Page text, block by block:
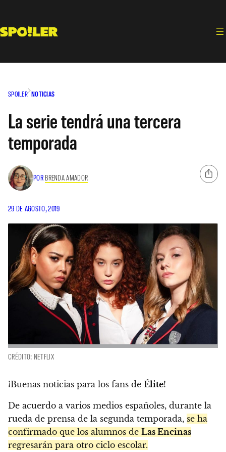
contenido
SPOILER NOTICIAS
La serie tendrá una tercera
temporada
POR BRENDA AMADOR
29 DE AGOSTO, 2019
CRÉDITO: NETFLIX
¡Buenas noticias para los fans de Élite!
De acuerdo a varios medios españoles, durante la
rueda de prensa de la segunda temporada, se ha
confirmado que los alumnos de Las Encinas
regresarán para otro ciclo escolar.